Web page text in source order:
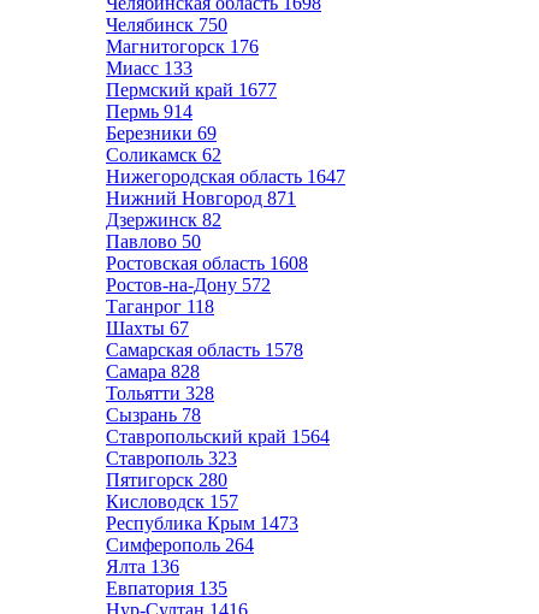
Челябинск 750
Магнитогорск 176
Миасс 133
Пермский край 1677
Пермь 914
Березники 69
Соликамск 62
Нижегородская область 1647
Нижний Новгород 871
Дзержинск 82
Павлово 50
Ростовская область 1608
Ростов-на-Дону 572
Таганрог 118
Шахты 67
Самарская область 1578
Самара 828
Тольятти 328
Сызрань 78
Ставропольский край 1564
Ставрополь 323
Пятигорск 280
Кисловодск 157
Республика Крым 1473
Симферополь 264
Ялта 136
Евпатория 135
Нур-Султан 1416